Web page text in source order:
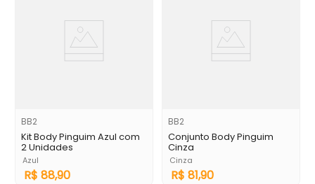
BB2
Kit Body Pinguim Azul com
2 Unidades
Azul
R$ 88,90
BB2
Conjunto Body Pinguim
Cinza
Cinza
R$ 81,90